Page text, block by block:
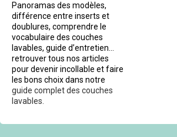
Panoramas des modèles,
différence entre inserts et
doublures, comprendre le
vocabulaire des couches
lavables, guide d’entretien…
retrouver tous nos articles
pour devenir incollable et faire
les bons choix dans notre
guide complet des couches
lavables.